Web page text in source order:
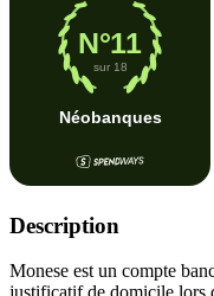
Description
Monese est un compte